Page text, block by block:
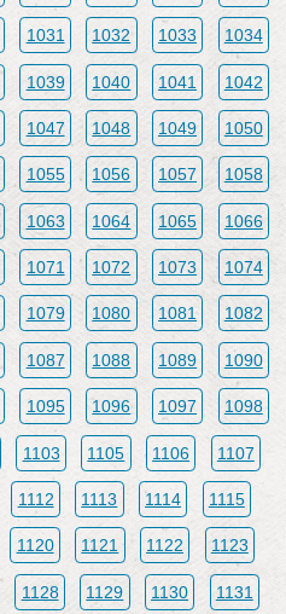
1031 1032 1033 1034
1039 1040 1041 1042
1047 1048 1049 1050
1055 1056 1057 1058
1063 1064 1065 1066
1071 1072 1073 1074
1079 1080 1081 1082
1087 1088 1089 1090
1095 1096 1097 1098
1103 1105 1106 1107
1112 1113 1114 1115
1120 1121 1122 1123
1128 1129 1130 1131